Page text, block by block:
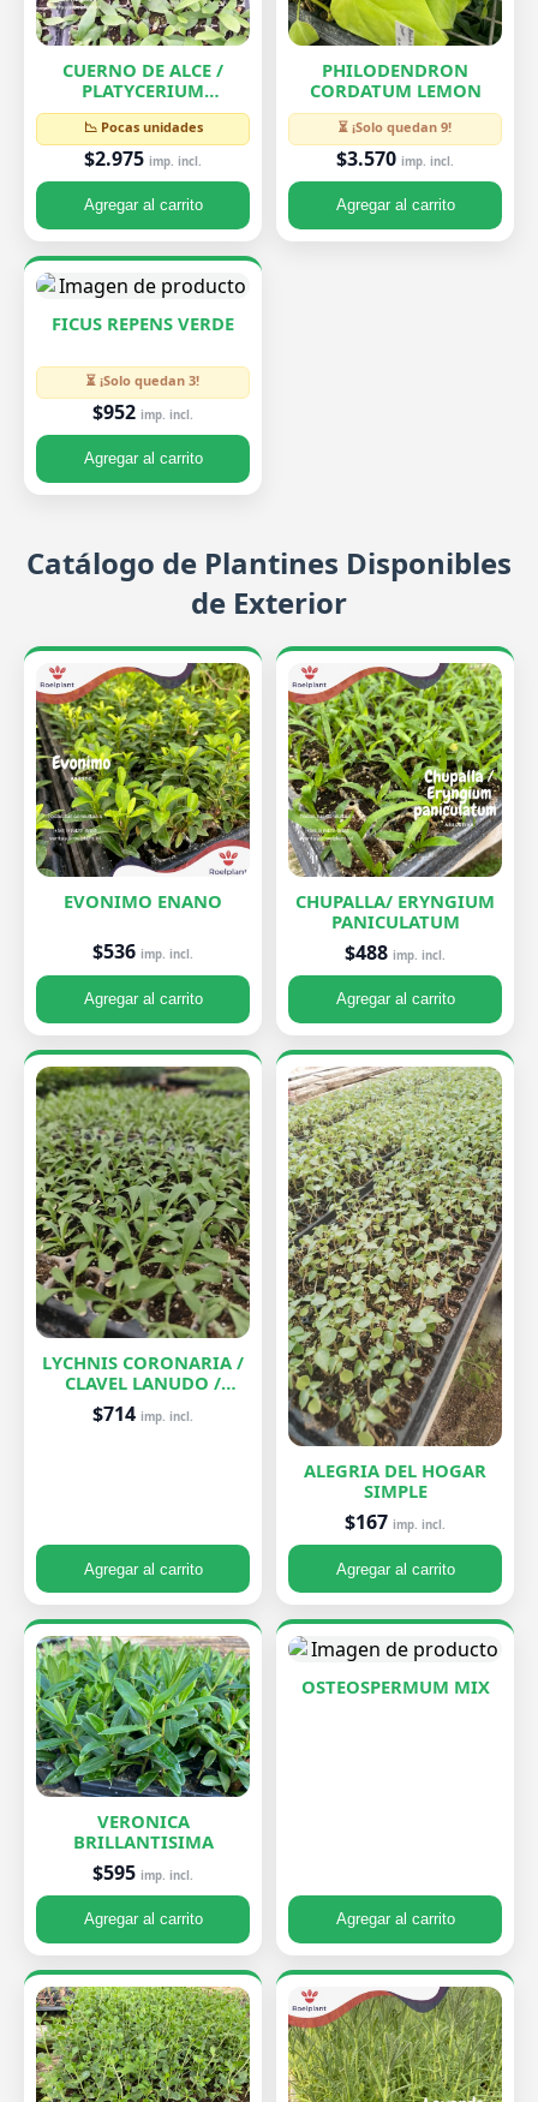
CUERNO DE ALCE /
PLATYCERIUM
BIFURCATUM
📉 Pocas unidades
$2.975 imp. incl.
Agregar al carrito
PHILODENDRON
CORDATUM LEMON
⏳ ¡Solo quedan 9!
$3.570 imp. incl.
Agregar al carrito
FICUS REPENS VERDE
⏳ ¡Solo quedan 3!
$952 imp. incl.
Agregar al carrito
Catálogo de Plantines Disponibles
de Exterior
EVONIMO ENANO
$536 imp. incl.
Agregar al carrito
CHUPALLA/ ERYNGIUM
PANICULATUM
$488 imp. incl.
Agregar al carrito
LYCHNIS CORONARIA /
CLAVEL LANUDO /
ABUELA
$714 imp. incl.
Agregar al carrito
ALEGRIA DEL HOGAR
SIMPLE
$167 imp. incl.
Agregar al carrito
VERONICA
BRILLANTISIMA
$595 imp. incl.
Agregar al carrito
OSTEOSPERMUM MIX
Agregar al carrito